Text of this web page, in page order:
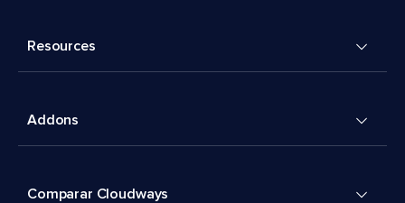
Resources
Addons
Comparar Cloudways